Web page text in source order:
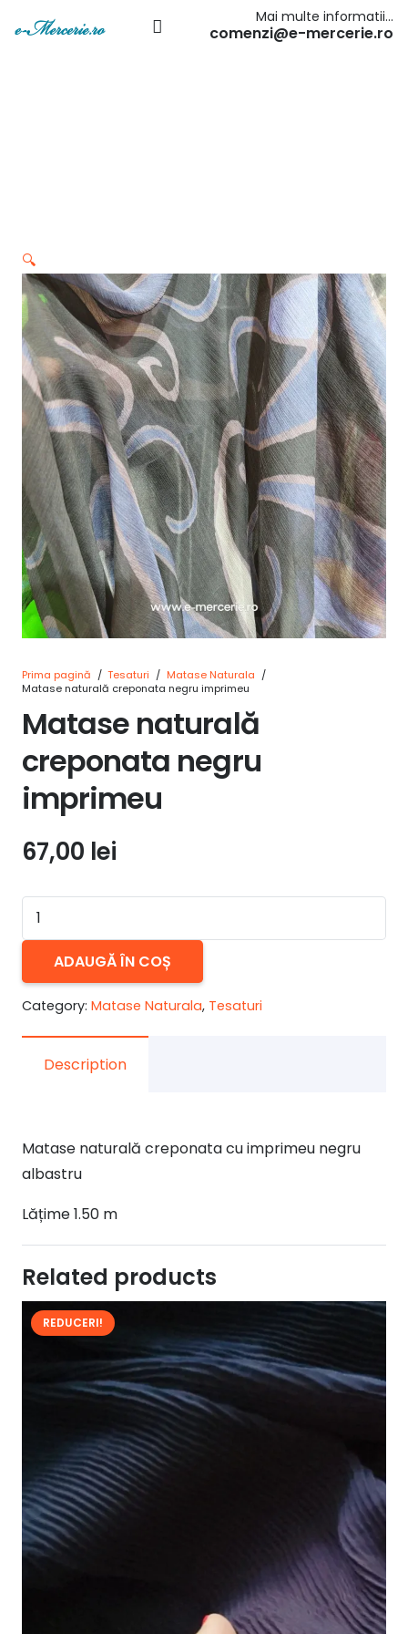
Mai multe informatii…
comenzi@e-mercerie.ro
🔍
Prima pagină / Tesaturi / Matase Naturala /
Matase naturală creponata negru imprimeu
Matase naturală
creponata negru
imprimeu
67,00 lei
Cantitate
Matase
naturală
creponata
negru
imprimeu
ADAUGĂ ÎN COȘ
Category: Matase Naturala, Tesaturi
Description
Matase naturală creponata cu imprimeu negru
albastru
Lățime 1.50 m
Related products
REDUCERI!